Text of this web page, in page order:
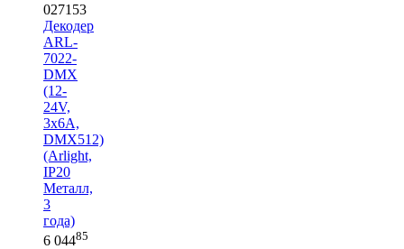
027153
Декодер
ARL-
7022-
DMX
(12-
24V,
3x6A,
DMX512)
(Arlight,
IP20
Металл,
3
года)
6 04485